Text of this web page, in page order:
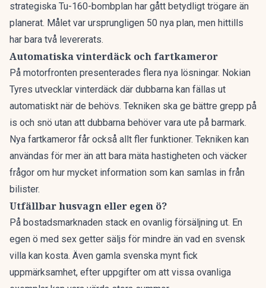
strategiska Tu-160-bombplan har gått betydligt trögare än
planerat. Målet var ursprungligen 50 nya plan, men hittills
har bara två levererats.
Automatiska vinterdäck och fartkameror
På motorfronten presenterades flera nya lösningar. Nokian
Tyres utvecklar vinterdäck där dubbarna kan fällas ut
automatiskt när de behövs. Tekniken ska ge bättre grepp på
is och snö utan att dubbarna behöver vara ute på barmark.
Nya fartkameror får också allt fler funktioner. Tekniken kan
användas för mer än att bara mäta hastigheten och väcker
frågor om hur mycket information som kan samlas in från
bilister.
Utfällbar husvagn eller egen ö?
På bostadsmarknaden stack en ovanlig försäljning ut. En
egen ö med sex getter säljs för mindre än vad en svensk
villa kan kosta. Även gamla svenska mynt fick
uppmärksamhet, efter uppgifter om att vissa ovanliga